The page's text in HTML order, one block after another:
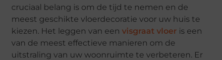
cruciaal belang is om de tijd te nemen en de
meest geschikte vloerdecoratie voor uw huis te
kiezen. Het leggen van eenvisgraat vloer is een
van de meest effectieve manieren om de
uitstraling van uw woonruimte te verbeteren. Er